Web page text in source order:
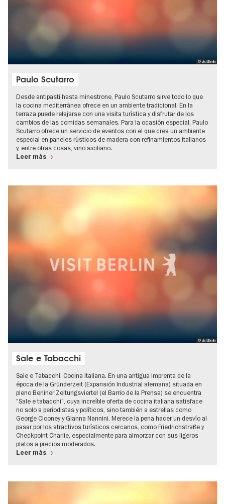
© visitBerlin
Paulo Scutarro
Desde antipasti hasta minestrone, Paulo Scutarro sirve todo lo que
la cocina mediterránea ofrece en un ambiente tradicional. En la
terraza puede relajarse con una visita turística y disfrutar de los
cambios de las comidas semanales. Para la ocasión especial, Paulo
Scutarro ofrece un servicio de eventos con el que crea un ambiente
especial en paneles rústicos de madera con refinamientos italianos
y, entre otras cosas, vino siciliano.
Leer más
© visitBerlin
Sale e Tabacchi
Sale e Tabacchi. Cocina italiana. En una antigua imprenta de la
época de la Gründerzeit (Expansión Industrial alemana) situada en
pleno Berliner Zeitungsviertel (el Barrio de la Prensa) se encuentra
"Sale e tabacchi", cuya increíble oferta de cocina italiana satisface
no solo a periodistas y políticos, sino también a estrellas como
George Clooney y Gianna Nannini. Merece la pena hacer un desvío al
pasar por los atractivos turísticos cercanos, como Friedrichstraße y
Checkpoint Charlie, especialmente para almorzar con sus ligeros
platos a precios moderados.
Leer más